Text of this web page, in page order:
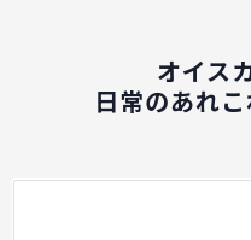
オイス
日常のあれこ